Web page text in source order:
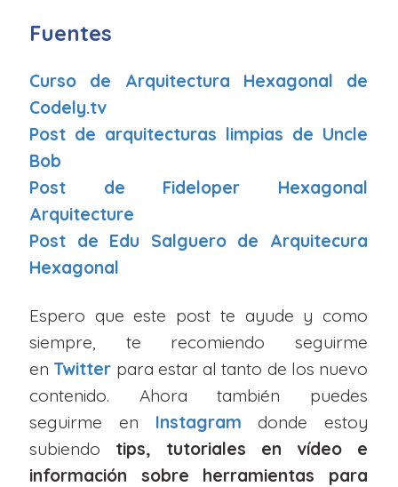
Fuentes
Curso de Arquitectura Hexagonal de
Codely.tv
Post de arquitecturas limpias de Uncle
Bob
Post de Fideloper Hexagonal
Arquitecture
Post de Edu Salguero de Arquitecura
Hexagonal
Espero que este post te ayude y como
siempre, te recomiendo seguirme
en Twitter para estar al tanto de los nuevo
contenido. Ahora también puedes
seguirme en Instagram donde estoy
subiendo tips, tutoriales en vídeo e
información sobre herramientas para